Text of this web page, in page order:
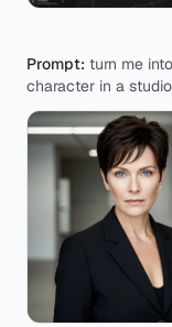
Prompt: turn me
character in a